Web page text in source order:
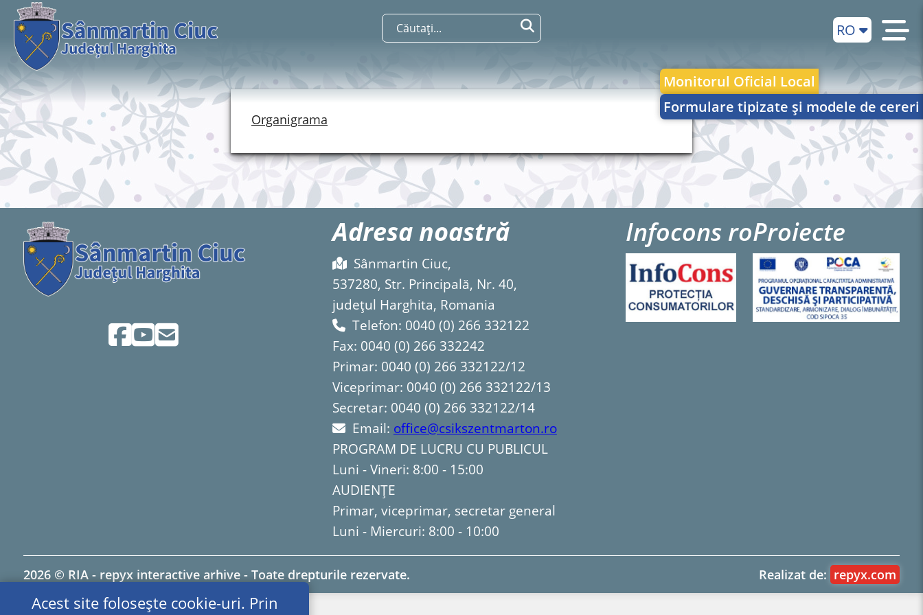
RO
Monitorul Oficial Local
Formulare tipizate și modele de cereri
Organigrama
Adresa noastră
Sânmartin Ciuc,
537280, Str. Principală, Nr. 40,
județul Harghita, Romania
Telefon: 0040 (0) 266 332122
Fax: 0040 (0) 266 332242
Primar: 0040 (0) 266 332122/12
Viceprimar: 0040 (0) 266 332122/13
Secretar: 0040 (0) 266 332122/14
Email: office@csikszentmarton.ro
PROGRAM DE LUCRU CU PUBLICUL
Luni - Vineri: 8:00 - 15:00
AUDIENȚE
Primar, viceprimar, secretar general
Luni - Miercuri: 8:00 - 10:00
Infocons roProiecte
2026 © RIA - repyx interactive arhive - Toate drepturile rezervate. Realizat de: repyx.com
Acest site folosește cookie-uri. Prin